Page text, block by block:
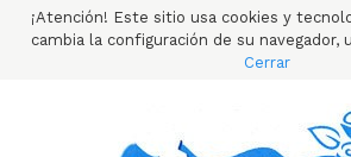
¡Atención! Este sitio usa cookies y
cambia la configuración de su navegador,
Cerrar